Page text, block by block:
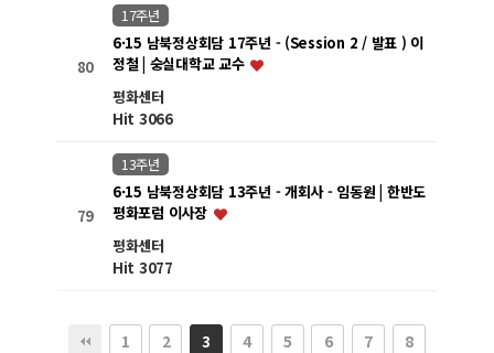
80
17주년
6·15 남북정상회담 17주년 - (Session 2 / 발표 ) 이
정철 | 숭실대학교 교수
평화센터
Hit 3066
79
13주년
6·15 남북정상회담 13주년 - 개회사 - 임동원 | 한반도
평화포럼 이사장
평화센터
Hit 3077
1 2 3 4 5 6 7
8